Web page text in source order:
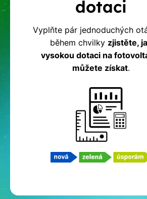
na
dotaci
Vyplňte pár jednoduchých
během chvilky zjistěte,
vysokou dotaci na
můžete získat.